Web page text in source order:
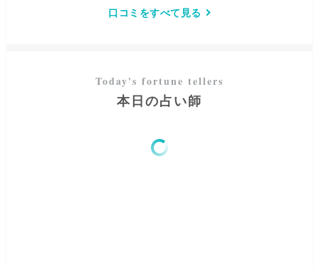
口コミをすべて見る
本日の占い師